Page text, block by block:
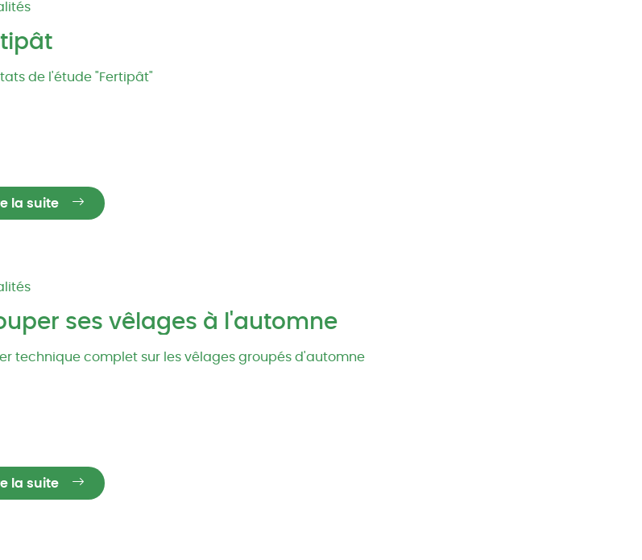
de l'étude "Fertipât"
la suite
ses vêlages à l'automne
technique complet sur les vêlages groupés d'automne
la suite